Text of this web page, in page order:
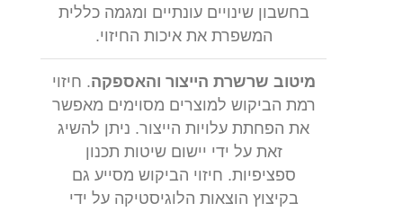
בחשבון שינויים עונתיים ומגמה כללית
המשפרת את איכות החיזוי.
מיטוב שרשרת הייצור והאספקה. חיזוי
רמת הביקוש למוצרים מסוימים מאפשר
את הפחתת עלויות הייצור. ניתן להשיג
זאת על ידי יישום שיטות תכנון
ספציפיות. חיזוי הביקוש מסייע גם
בקיצוץ הוצאות הלוגיסטיקה על ידי